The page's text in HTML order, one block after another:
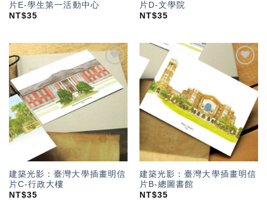
片E-學生第一活動中心
NT$35
片D-文學院
NT$35
加入
「願
望輕
單」
建築光影：臺灣大學插畫明信
片C-行政大樓
NT$35
加入
「願
望輕
建築光影：臺灣大學插畫明信
片B-總圖書館
NT$35